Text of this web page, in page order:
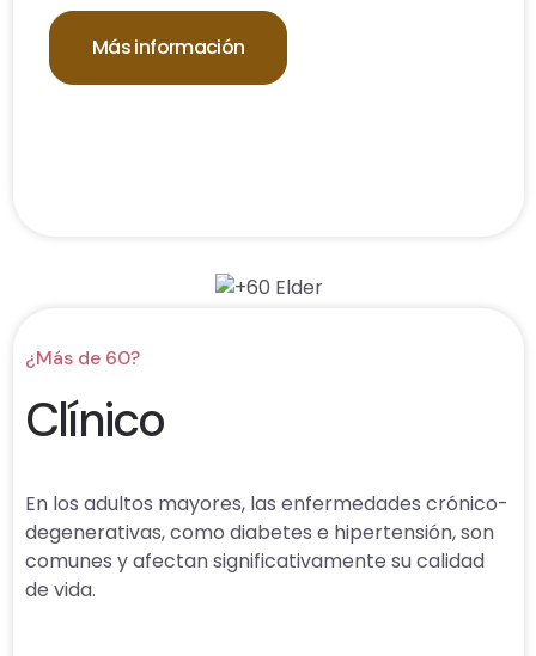
Más información
¿Más de 60?
Clínico
En los adultos mayores, las enfermedades crónico-
degenerativas, como diabetes e hipertensión, son
comunes y afectan significativamente su calidad
de vida.